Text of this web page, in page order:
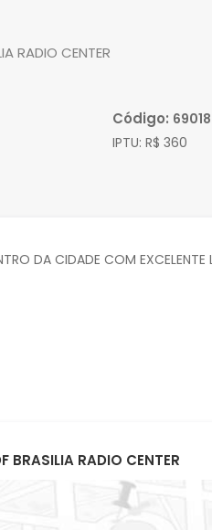
RADIO CENTER
Código:
IPTU:R$ 360
DA CIDADE COM
BRASILIA RADIO CENTER